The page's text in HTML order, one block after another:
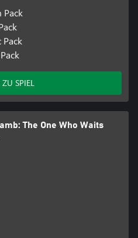
Pack
ZU SPIEL
The One Who Waits